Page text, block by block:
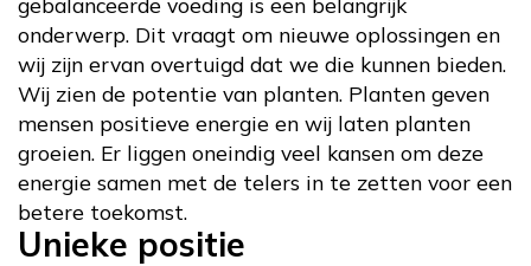
onderwerp. Dit vraagt om nieuwe oplossingen en
wij zijn ervan overtuigd dat we die kunnen bieden.
Wij zien de potentie van planten. Planten geven
mensen positieve energie en wij laten planten
groeien. Er liggen oneindig veel kansen om deze
energie samen met de telers in te zetten voor een
betere toekomst.
Unieke positie